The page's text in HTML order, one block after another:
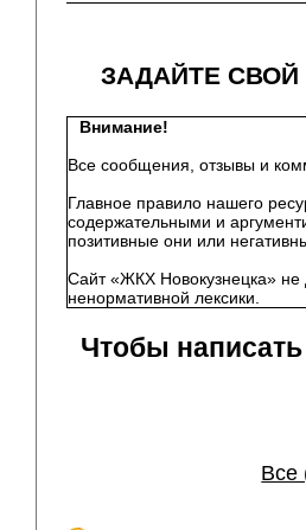
ЗАДАЙТЕ
Внимание!
Все сообщения, отзывы и
Главное правило нашего
содержательными и
позитивные они или
Сайт «ЖКХ Новокузнецка» не
ненормативной лексики.
Чтобы
Все